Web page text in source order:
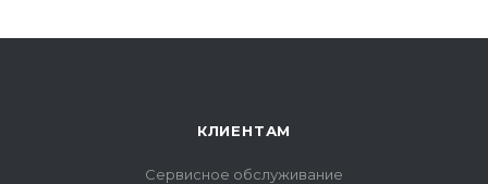
КЛИЕНТАМ
Сервисное обслуживание